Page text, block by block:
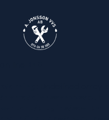
Warning: Undefined array
/home/ajonssonvvs/
content/plugins/seo-by-
math/includes/modules/